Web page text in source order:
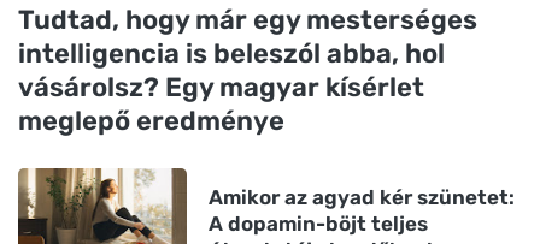
Tudtad, hogy már egy mesterséges
intelligencia is beleszól abba, hol
vásárolsz? Egy magyar kísérlet
meglepő eredménye
Amikor az agyad kér szünetet:
A dopamin-böjt teljes